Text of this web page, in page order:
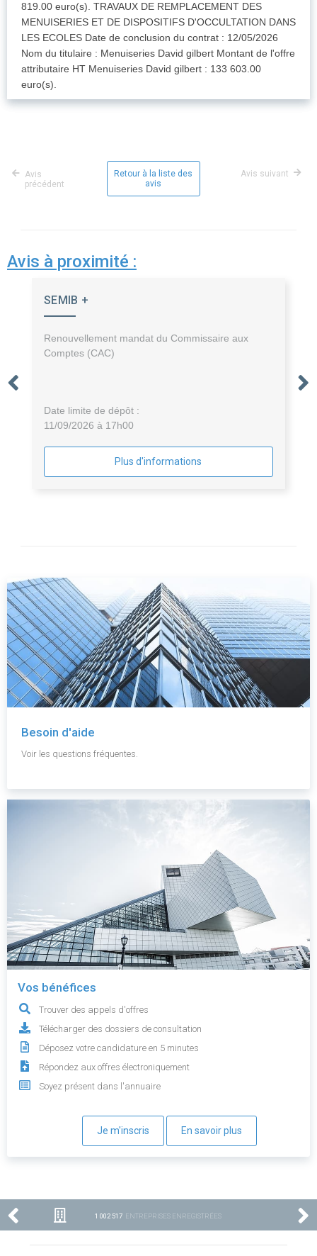
819.00 euro(s). TRAVAUX DE REMPLACEMENT DES
MENUISERIES ET DE DISPOSITIFS D'OCCULTATION DANS
LES ECOLES Date de conclusion du contrat : 12/05/2026
Nom du titulaire : Menuiseries David gilbert Montant de l'offre
attributaire HT Menuiseries David gilbert : 133 603.00
euro(s).
Avis
précédent
Retour à la liste des
avis
Avis suivant
Avis à proximité :
SEMIB +
Renouvellement mandat du Commissaire aux
Comptes (CAC)
Date limite de dépôt :
11/09/2026 à 17h00
Plus d'informations
Besoin d'aide
Voir les questions fréquentes.
Vos bénéfices
Trouver des appels d'offres
Télécharger des dossiers de consultation
Déposez votre candidature en 5 minutes
Répondez aux offres électroniquement
Soyez présent dans l'annuaire
Je m'inscris En savoir plus
1 002 517 ENTREPRISES ENREGISTRÉES